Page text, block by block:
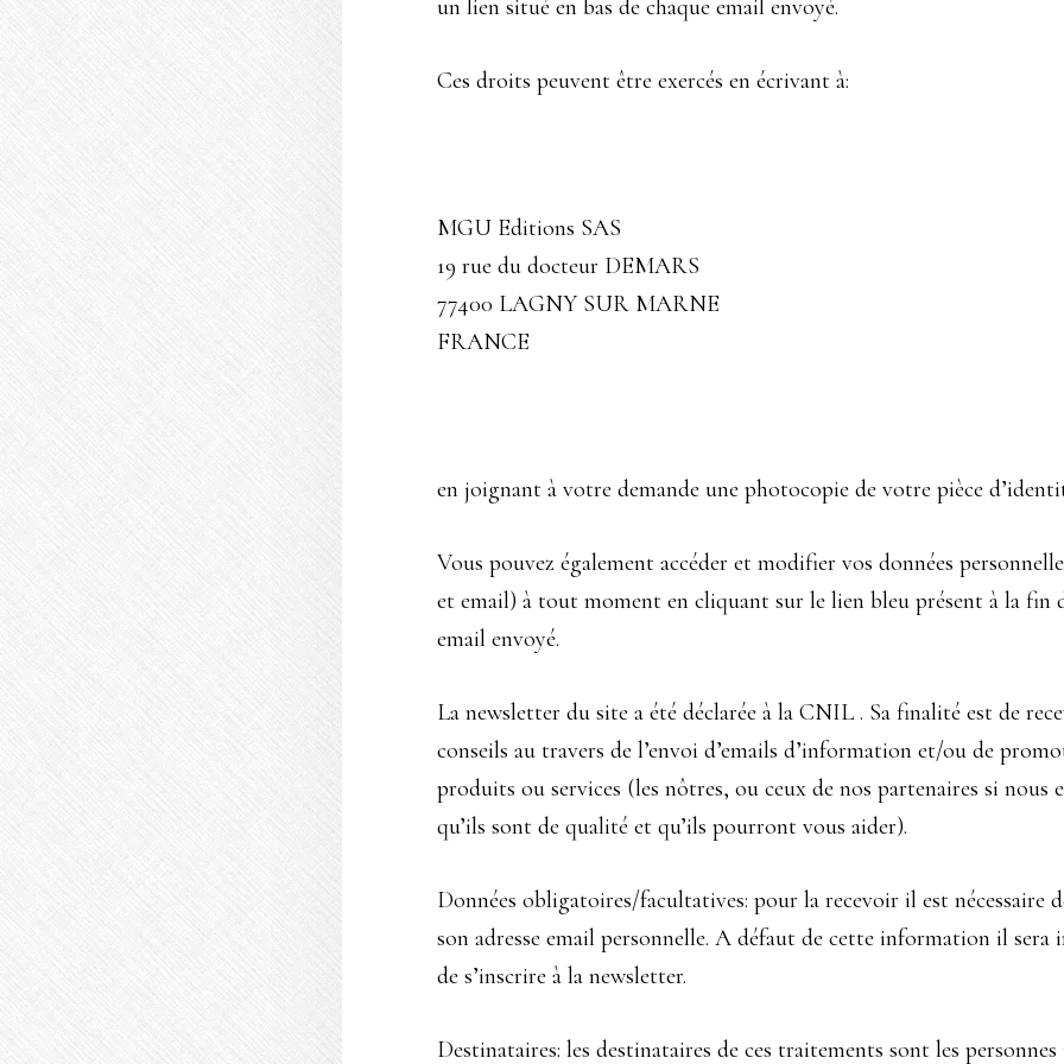
un lien situé en bas de chaque email envoyé.
Ces droits peuvent être exercés en écrivant à:
MGU Editions SAS
19 rue du docteur DEMARS
77400 LAGNY SUR MARNE
FRANCE
en joignant à votre demande une photocopie de votre pièce
Vous pouvez également accéder et modifier vos données
et email) à tout moment en cliquant sur le lien bleu présent à la fin
email envoyé.
La newsletter du site a été déclarée à la CNIL . Sa finalité est de
conseils au travers de l’envoi d’emails d’information et/ou de
produits ou services (les nôtres, ou ceux de nos partenaires si nous
qu’ils sont de qualité et qu’ils pourront vous aider).
Données obligatoires/facultatives: pour la recevoir il est nécessaire
son adresse email personnelle. A défaut de cette information il sera
de s’inscrire à la newsletter.
Destinataires: les destinataires de ces traitements sont les